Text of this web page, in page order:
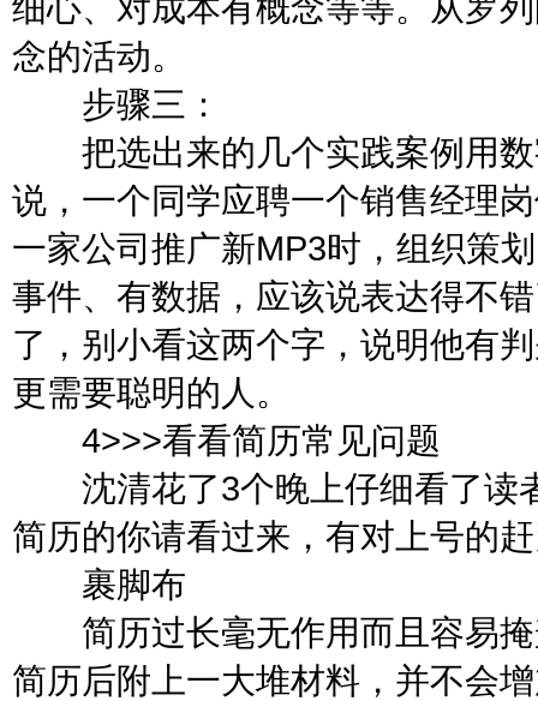
念的活动。
步骤三：
把选出来的几个实践案例用数
说，一个同学应聘一个销售经理
一家公司推广新MP3时，组织策
事件、有数据，应该说表达得不
了，别小看这两个字，说明他有
更需要聪明的人。
4>>>看看简历常见问题
沈清花了3个晚上仔细看了读
简历的你请看过来，有对上号的
裹脚布
简历过长毫无作用而且容易掩
简历后附上一大堆材料，并不会